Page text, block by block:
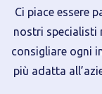
Ci piace essere
nostri specialisti
consigliare ogni
più adatta